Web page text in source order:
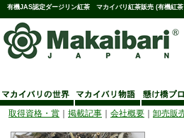
有機JAS認定ダージリン紅茶 マカイバリ紅茶販売 (有機紅
取得資格・賞 掲載記事 会社概要 卸売販